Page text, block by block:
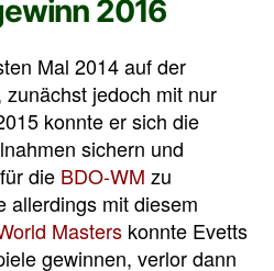
2016
Mal 2014 auf der
zunächst jedoch mit nur
konnte er sich die
sichern und
die BDO-WM zu
allerdings mit diesem
Masters konnte Evetts
gewinnen, verlor dann